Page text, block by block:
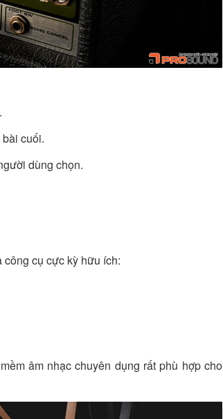
cuối.
dùng chọn.
cụ cực kỳ hữu ích:
âm nhạc chuyên dụng rất phù hợp cho